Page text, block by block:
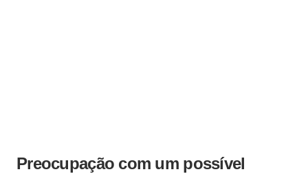
Preocupação com um possível